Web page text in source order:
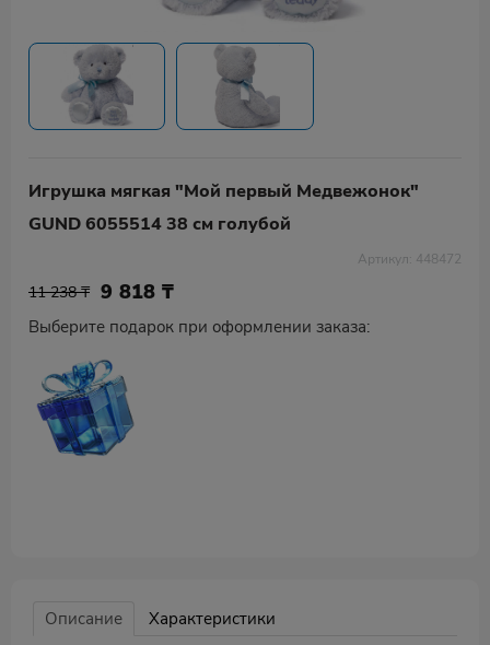
Игрушка мягкая "Мой первый Mедвежонок"
GUND 6055514 38 см голубой
Артикул: 448472
11 238 ₸ 9 818₸
Выберите подарок при оформлении заказа:
Описание
Характеристики